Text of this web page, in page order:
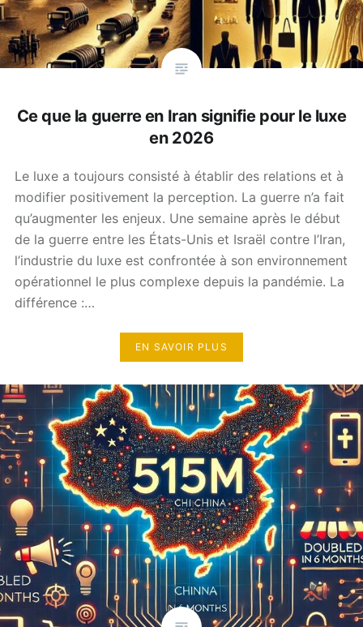
Ce que la guerre en Iran signifie pour le luxe
en 2026
Le luxe a toujours consisté à établir des relations et à
modifier positivement la perception. La guerre n’a fait
qu’augmenter les enjeux. Une semaine après le début
de la guerre entre les États-Unis et Israël contre l’Iran,
l’industrie du luxe est confrontée à son environnement
opérationnel le plus complexe depuis la pandémie. La
différence :…
EN SAVOIR PLUS